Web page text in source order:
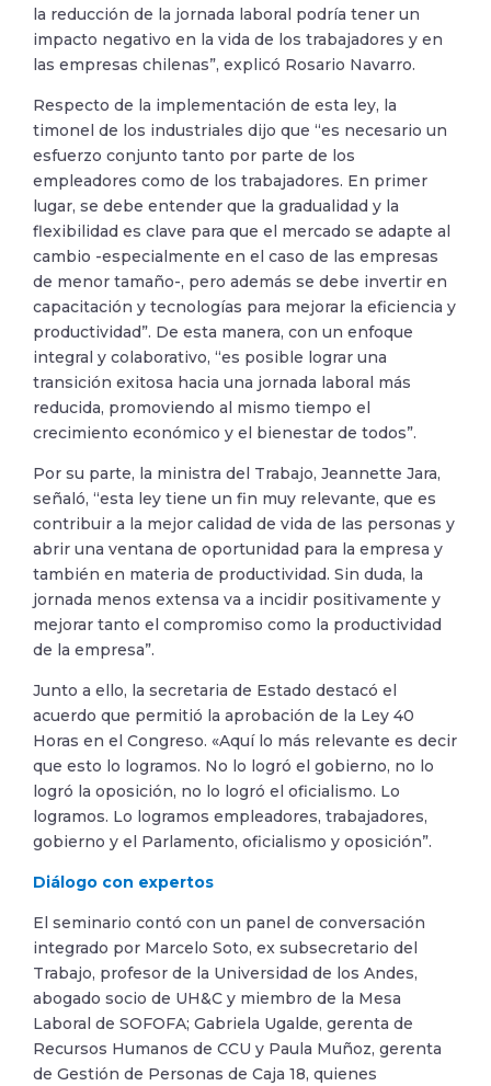
la reducción de la jornada laboral podría tener un
impacto negativo en la vida de los trabajadores y en
las empresas chilenas”, explicó Rosario Navarro.
Respecto de la implementación de esta ley, la
timonel de los industriales dijo que “es necesario un
esfuerzo conjunto tanto por parte de los
empleadores como de los trabajadores. En primer
lugar, se debe entender que la gradualidad y la
flexibilidad es clave para que el mercado se adapte al
cambio -especialmente en el caso de las empresas
de menor tamaño-, pero además se debe invertir en
capacitación y tecnologías para mejorar la eficiencia y
productividad”. De esta manera, con un enfoque
integral y colaborativo, “es posible lograr una
transición exitosa hacia una jornada laboral más
reducida, promoviendo al mismo tiempo el
crecimiento económico y el bienestar de todos”.
Por su parte, la ministra del Trabajo, Jeannette Jara,
señaló, “esta ley tiene un fin muy relevante, que es
contribuir a la mejor calidad de vida de las personas y
abrir una ventana de oportunidad para la empresa y
también en materia de productividad. Sin duda, la
jornada menos extensa va a incidir positivamente y
mejorar tanto el compromiso como la productividad
de la empresa”.
Junto a ello, la secretaria de Estado destacó el
acuerdo que permitió la aprobación de la Ley 40
Horas en el Congreso. «Aquí lo más relevante es decir
que esto lo logramos. No lo logró el gobierno, no lo
logró la oposición, no lo logró el oficialismo. Lo
logramos. Lo logramos empleadores, trabajadores,
gobierno y el Parlamento, oficialismo y oposición”.
Diálogo con expertos
El seminario contó con un panel de conversación
integrado por Marcelo Soto, ex subsecretario del
Trabajo, profesor de la Universidad de los Andes,
abogado socio de UH&C y miembro de la Mesa
Laboral de SOFOFA; Gabriela Ugalde, gerenta de
Recursos Humanos de CCU y Paula Muñoz, gerenta
de Gestión de Personas de Caja 18, quienes